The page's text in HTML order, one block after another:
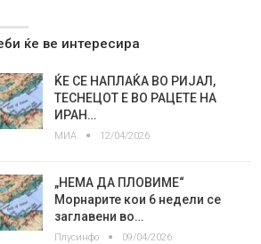
ќе ве интересира
ЌЕ СЕ НАПЛАЌА ВО РИЈАЛ,
ТЕСНЕЦОТ Е ВО РАЦЕТЕ НА
ИРАН…
МИА 12/04/2026
„НЕМА ДА ПЛОВИМЕ“
Морнарите кои 6 недели се
заглавени во…
Плусинфо 09/04/2026